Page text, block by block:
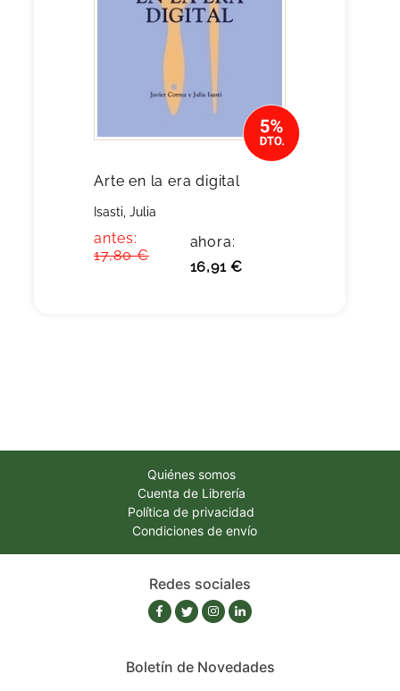
Arte en la era digital
Isasti, Julia
antes:
17,80 €
ahora:
16,91 €
Quiénes somos
Cuenta de Librería
Política de privacidad
Condiciones de envío
Redes sociales
Boletín de Novedades